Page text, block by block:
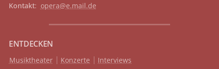
Kontakt: opera@e.mail.de
ENTDECKEN
Musiktheater Konzerte
Interviews